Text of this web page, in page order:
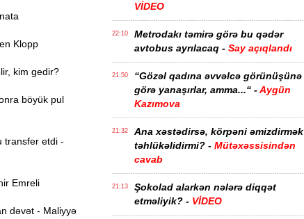
Klopp
kim gedir?
böyük pul
transfer etdi -
Emreli
dəvət - Maliyyə
VİDEO
22:10
Metrodakı təmirə görə bu qədər
avtobus ayrılacaq - Say açıqlandı
21:50
“Gözəl qadına əvvəlcə görünüşünə
görə yanaşırlar, amma...“ -Aygün
Kazımova
21:32
Ana xəstədirsə, körpəni əmizdirmək
təhlükəlidirmi? - Mütəxəssisindən
cavab
21:13
Şokolad alarkən nələrə diqqət
etməliyik? - VİDEO